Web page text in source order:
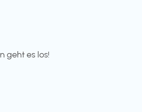
geht es los!